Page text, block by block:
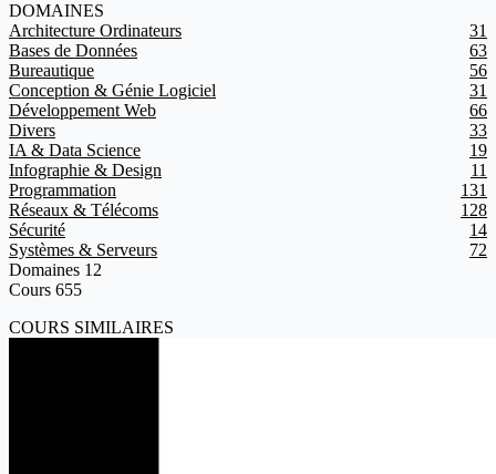
DOMAINES
Architecture Ordinateurs
31
Bases de Données
63
Bureautique
56
Conception & Génie Logiciel
31
Développement Web
66
Divers
33
IA & Data Science
19
Infographie & Design
11
Programmation
131
Réseaux & Télécoms
128
Sécurité
14
Systèmes & Serveurs
72
Domaines 12
Cours 655
COURS SIMILAIRES